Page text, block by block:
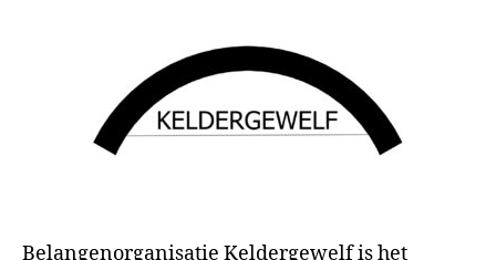
Belangenorganisatie Keldergewelf is het